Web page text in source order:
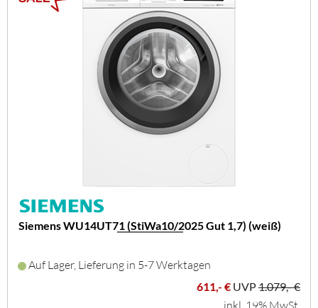
Siemens WU14UT71 (StiWa10/2025 Gut 1,7) (weiß)
Auf Lager, Lieferung in 5-7 Werktagen
611,- € UVP1.079,- €
inkl. 19% MwSt.